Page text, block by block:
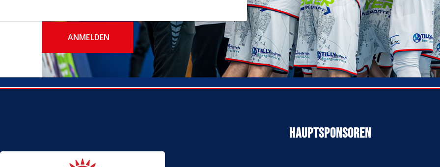
ANMELDEN
Hauptsponsoren